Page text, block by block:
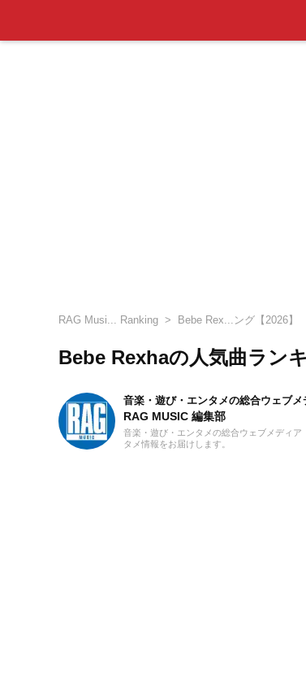
RAG Musi... Ranking Bebe Rex...ング【2026】
Bebe Rexhaの人気曲ラン
音楽・遊び・エンタメの総合ウェブメ
RAG MUSIC 編集部
音楽・遊び・エンタメの総合ウェブメディ
タメ情報をお届けします。